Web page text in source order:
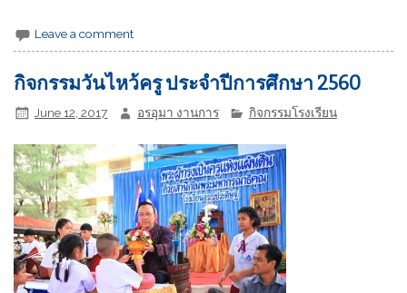
Leave a comment
กิจกรรมวันไหว้ครู ประจำปีการศึกษา 2560
June 12, 2017 อรอุมา งานการ กิจกรรมโรงเรียน